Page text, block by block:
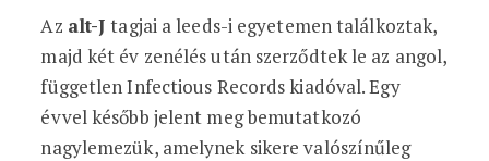
Az alt-Jtagjai a leeds-i egyetemen találkoztak,
majd két év zenélés után szerződtek le az angol,
független Infectious Records kiadóval. Egy
évvel később jelent meg bemutatkozó
nagylemezük, amelynek sikere valószínűleg